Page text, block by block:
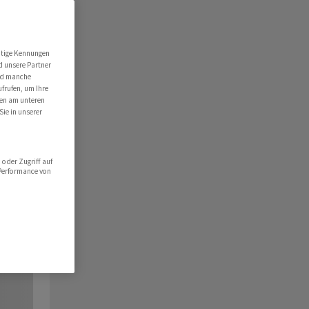
Kennungen
unsere Partner
manche
um Ihre
am unteren
in unserer
oder Zugriff auf
von